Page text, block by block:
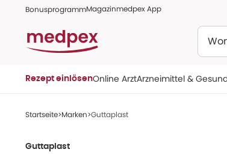
BonusprogrammMagazinmedpex App
Rezept einlösenOnline ArztArzneimittel &
Startseite Marken Guttaplast
Guttaplast